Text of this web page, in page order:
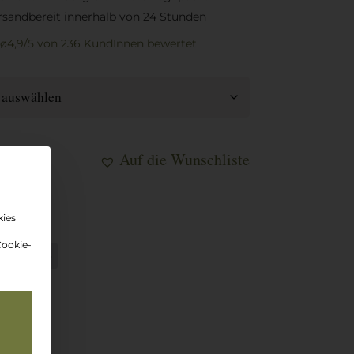
innerhalb von 24 Stunden
ø4,9/5 von 236 KundInnen bewertet
Auf die Wunschliste